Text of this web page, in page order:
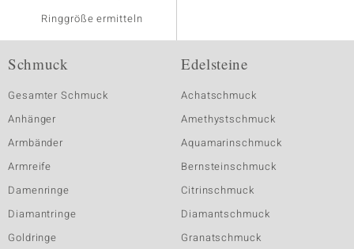
Ringgröße ermitteln
Schmuck
Gesamter Schmuck
Anhänger
Armbänder
Armreife
Damenringe
Diamantringe
Goldringe
Edelsteine
Achatschmuck
Amethystschmuck
Aquamarinschmuck
Bernsteinschmuck
Citrinschmuck
Diamantschmuck
Granatschmuck